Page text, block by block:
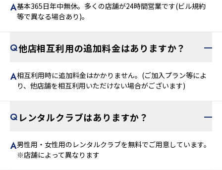
基本365日年中無休。多くの店舗が24時間営業です(ビル規約
等で異なる場合あり)。
他店相互利用の追加料金はありますか？
相互利用時に追加料金はかかりません。(ご加入プラン等によ
り、他店舗を相互利用いただけない場合がございます)
レンタルクラブはありますか？
男性用・女性用のレンタルクラブを無料でご用意しています。
※店舗によって異なります